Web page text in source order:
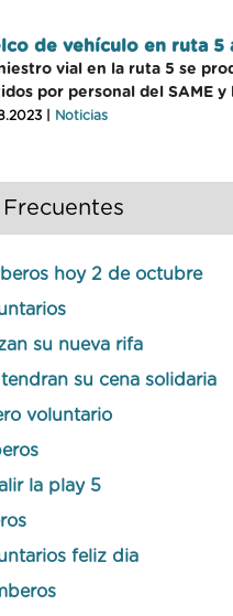
de vehículo en ruta 5
vial en la ruta 5 se
por personal del SAME
| Noticias
hoy 2 de octubre
su nueva rifa
su cena solidaria
voluntario
la play 5
feliz dia